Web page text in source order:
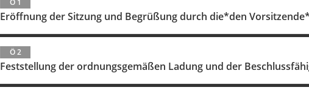
Ö 1
Eröffnung der Sitzung und Begrüßung durch die*den
Ö 2
Feststellung der ordnungsgemäßen Ladung und der